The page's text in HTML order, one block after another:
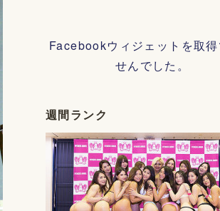
Facebookウィジェットを取得
せんでした。
週間ランク